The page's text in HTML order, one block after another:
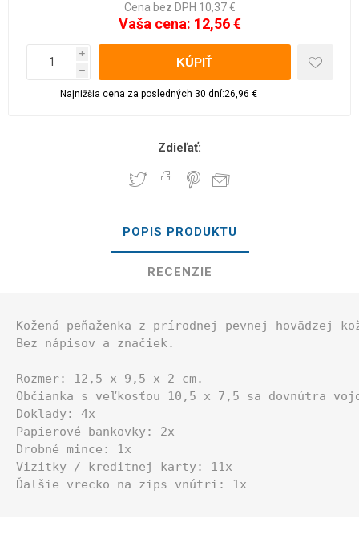
Cena bez DPH 10,37 €
Vaša cena: 12,56 €
i
h
Najnižšia cena za posledných 30 dní:26,96 €
Zdieľať:
POPIS PRODUKTU
RECENZIE
Kožená peňaženka z prírodnej pevnej hovädzej
Bez nápisov a značiek.
Rozmer: 12,5 x 9,5 x 2 cm.
Občianka s veľkosťou 10,5 x 7,5 sa dovnútra
Doklady: 4x
Papierové bankovky: 2x
Drobné mince: 1x
Vizitky / kreditnej karty: 11x
Ďalšie vrecko na zips vnútri: 1x